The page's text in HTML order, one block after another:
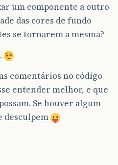
um componente a outro
das cores de fundo
se tornarem a mesma?
comentários no código
entender melhor, e que
Se houver algum
desculpem